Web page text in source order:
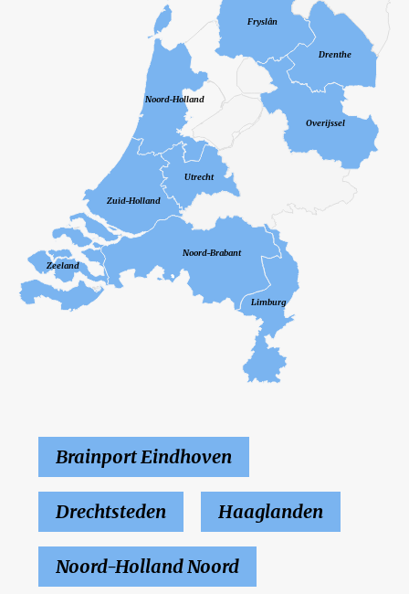
Overijssel
Zeeland
Drenthe
Fryslân
Zuid-Holland
Noord-Holland
Noord-Brabant
Utrecht
Limburg
Brainport Eindhoven
Drechtsteden Haaglanden
Noord-Holland Noord